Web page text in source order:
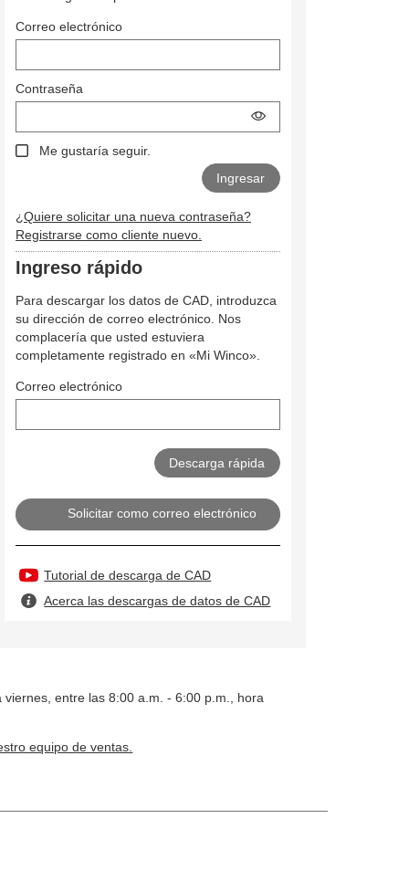
Correo electrónico
Contraseña
Me gustaría seguir.
¿Quiere solicitar una nueva contraseña?
Registrarse como cliente nuevo.
Ingreso rápido
Para descargar los datos de CAD, introduzca
su dirección de correo electrónico. Nos
complacería que usted estuviera
completamente registrado en «Mi Winco».
Correo electrónico
Solicitar como correo electrónico
Tutorial de descarga de CAD
Acerca las descargas de datos de CAD
entre las 8:00 a.m. - 6:00 p.m., hora
equipo de ventas.